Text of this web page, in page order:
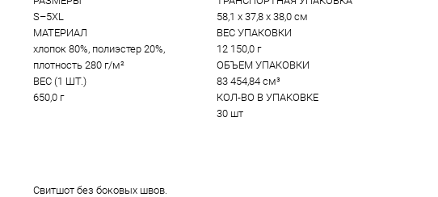
S–5XL
МАТЕРИАЛ
хлопок 80%, полиэстер 20%,
плотность 280 г/м²
ВЕС (1 ШТ.)
650,0 г
58,1 x 37,8 x 38,0 см
ВЕС УПАКОВКИ
12 150,0 г
ОБЪЕМ УПАКОВКИ
83 454,84 см³
КОЛ-ВО В УПАКОВКЕ
30 шт
Свитшот без боковых швов.